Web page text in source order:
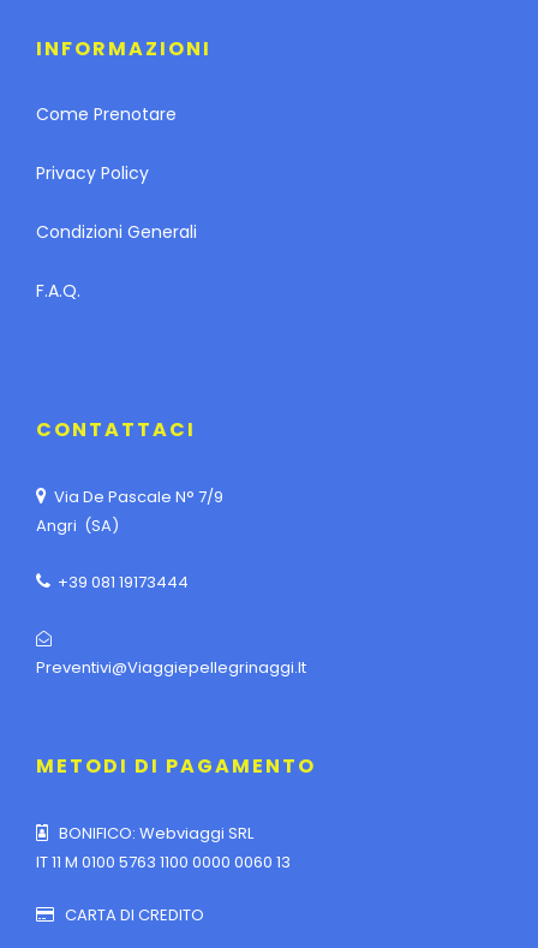
INFORMAZIONI
Come Prenotare
Privacy Policy
Condizioni Generali
F.A.Q.
CONTATTACI
Via De Pascale N° 7/9
Angri (SA)
+39 081 19173444
Preventivi@viaggiepellegrinaggi.it
METODI DI PAGAMENTO
BONIFICO: Webviaggi SRL
IT 11 M 0100 5763 1100 0000 0060 13
CARTA DI CREDITO